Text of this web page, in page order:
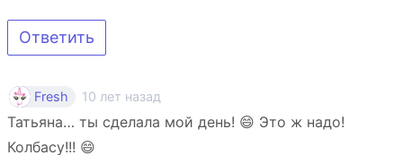
Ответить
Fresh 10 лет назад
Татьяна… ты сделала мой день! 😄 Это ж надо!
Колбасу!!! 😄